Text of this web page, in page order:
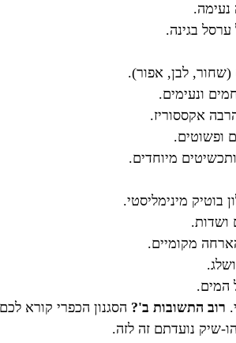
נעימה.
בגינה.
(שחור, לבן, אפור).
ונעימים.
אקססוריז.
ופשוטים.
מיוחדים.
בוטיק מינימליסטי.
ושדות.
מקומיים.
המים.
רוב התשובות ב'? הסגנון הכפרי קורא
שיק נועדתם זה לזה.